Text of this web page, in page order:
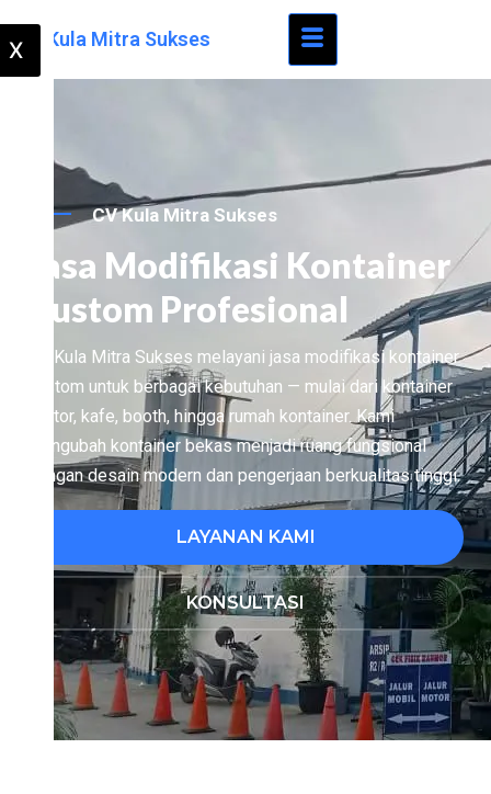
CV Kula Mitra Sukses
X
CV Kula Mitra Sukses
Jasa Modifikasi Kontainer
Custom Profesional
CV Kula Mitra Sukses melayani jasa modifikasi kontainer
custom untuk berbagai kebutuhan — mulai dari kontainer
kantor, kafe, booth, hingga rumah kontainer. Kami
mengubah kontainer bekas menjadi ruang fungsional
dengan desain modern dan pengerjaan berkualitas tinggi.
LAYANAN KAMI
KONSULTASI